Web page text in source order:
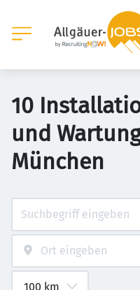
10
und
München